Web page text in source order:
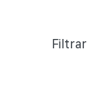
Filtrar